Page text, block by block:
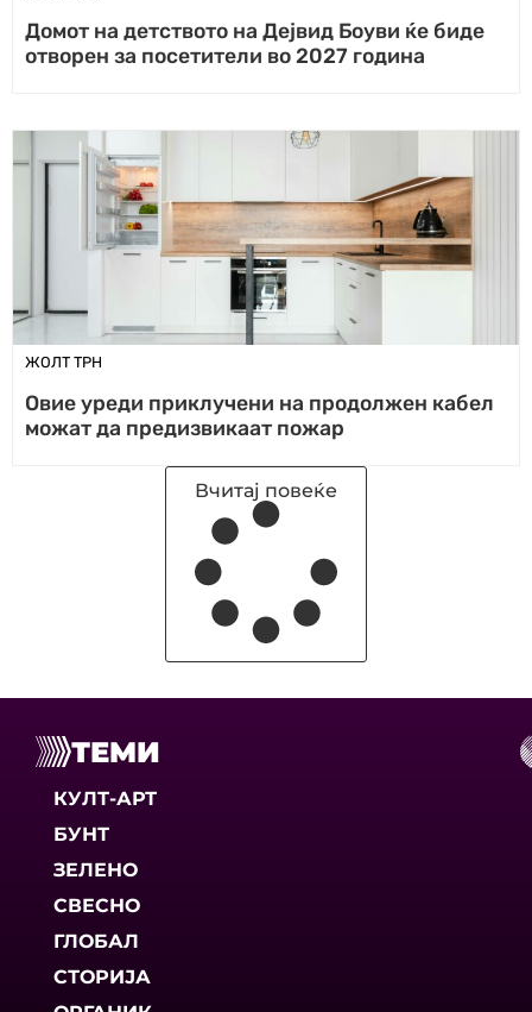
Домот на детството на Дејвид Боуви ќе биде
отворен за посетители во 2027 година
ЖОЛТ ТРН
Овие уреди приклучени на продолжен кабел
можат да предизвикаат пожар
Вчитај повеќе
ТЕМИ
КУЛТ-АРТ
БУНТ
ЗЕЛЕНО
СВЕСНО
ГЛОБАЛ
СТОРИЈА